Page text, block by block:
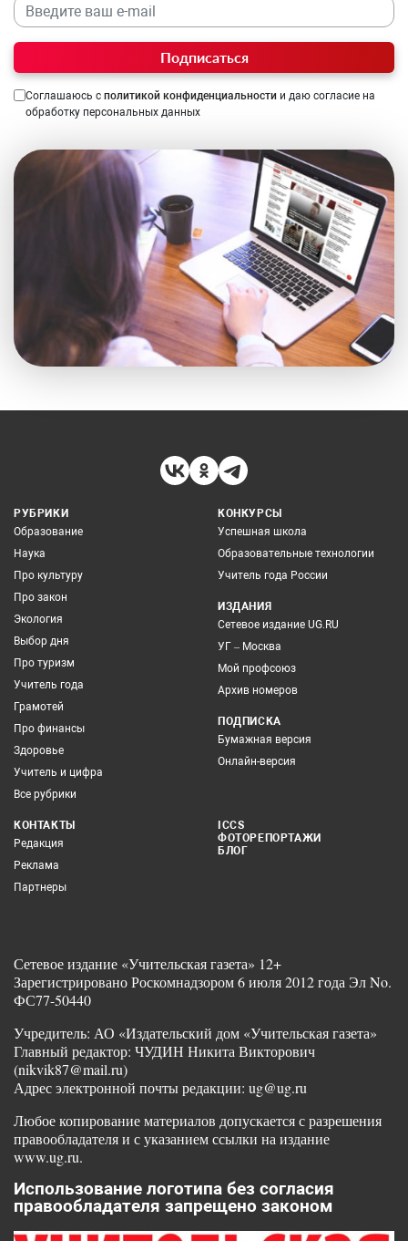
Подписаться
Соглашаюсь с политикой конфиденциальности и даю согласие на
обработку персональных данных
РУБРИКИ
Образование
Наука
Про культуру
Про закон
Экология
Выбор дня
Про туризм
Учитель года
Грамотей
Про финансы
Здоровье
Учитель и цифра
Все рубрики
КОНКУРСЫ
Успешная школа
Образовательные технологии
Учитель года России
ИЗДАНИЯ
Сетевое издание UG.RU
УГ – Москва
Мой профсоюз
Архив номеров
ПОДПИСКА
Бумажная версия
Онлайн-версия
КОНТАКТЫ
Редакция
Реклама
Партнеры
ICCS
ФОТОРЕПОРТАЖИ
БЛОГ
Сетевое издание «Учительская газета» 12+
Зарегистрировано Роскомнадзором 6 июля 2012 года Эл No.
ФС77-50440
Учредитель: АО «Издательский дом «Учительская газета»
Главный редактор: ЧУДИН Никита Викторович
(nikvik87@mail.ru)
Адрес электронной почты редакции: ug@ug.ru
Любое копирование материалов допускается с разрешения
правообладателя и с указанием ссылки на издание
www.ug.ru.
Использование логотипа без согласия
правообладателя запрещено законом